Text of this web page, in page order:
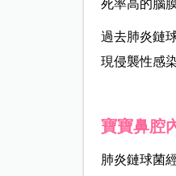
死率高的腦
過去肺炎鏈
現侵襲性感
寶寶鼻腔
肺炎鏈球菌